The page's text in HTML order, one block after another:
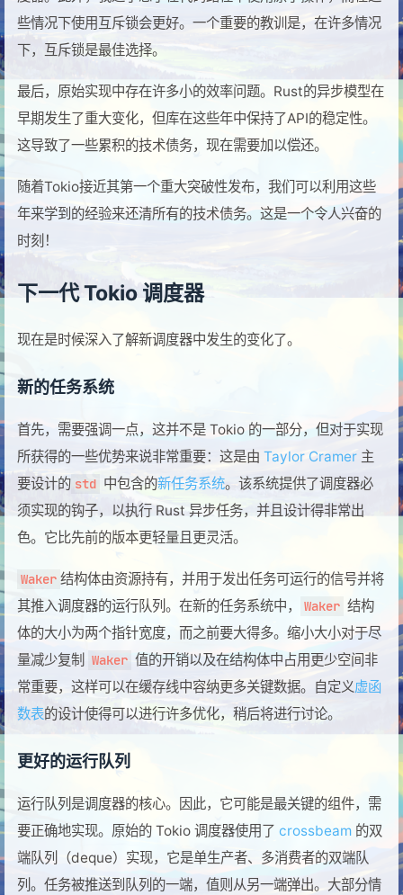
些情况下使用互斥锁会更好。一个重要的教训是，在许多情况
下，互斥锁是最佳选择。
最后，原始实现中存在许多小的效率问题。Rust的异步模型在
早期发生了重大变化，但库在这些年中保持了API的稳定性。
这导致了一些累积的技术债务，现在需要加以偿还。
随着Tokio接近其第一个重大突破性发布，我们可以利用这些
年来学到的经验来还清所有的技术债务。这是一个令人兴奋的
时刻！
下一代 Tokio 调度器
现在是时候深入了解新调度器中发生的变化了。
新的任务系统
首先，需要强调一点，这并不是 Tokio 的一部分，但对于实现
所获得的一些优势来说非常重要：这是由 Taylor Cramer 主
要设计的 std 中包含的新任务系统。该系统提供了调度器必
须实现的钩子，以执行 Rust 异步任务，并且设计得非常出
色。它比先前的版本更轻量且更灵活。
Waker 结构体由资源持有，并用于发出任务可运行的信号并将
其推入调度器的运行队列。在新的任务系统中，
Waker 结构
体的大小为两个指针宽度，而之前要大得多。缩小大小对于尽
量减少复制
Waker 值的开销以及在结构体中占用更少空间非
常重要，这样可以在缓存线中容纳更多关键数据。自定义虚函
数表的设计使得可以进行许多优化，稍后将进行讨论。
更好的运行队列
运行队列是调度器的核心。因此，它可能是最关键的组件，需
要正确地实现。原始的 Tokio 调度器使用了 crossbeam 的双
端队列（deque）实现，它是单生产者、多消费者的双端队
列。任务被推送到队列的一端，值则从另一端弹出。大部分情